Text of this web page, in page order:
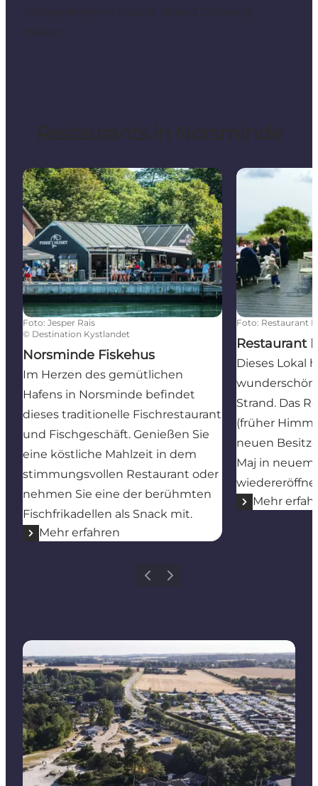
nahegelegenen Saksild Strand Camping
mieten.
Restaurants in Norsminde
Norsminde Fiskehus
Foto: Jesper Rais
© Destination Kystlandet
Norsminde Fiskehus
Im Herzen des gemütlichen
Hafens in Norsminde befindet
dieses traditionelle Fischrestaurant
und Fischgeschäft. Genießen Sie
eine köstliche Mahlzeit in dem
stimmungsvollen Restaurant oder
nehmen Sie eine der berühmten
Fischfrikadellen als Snack mit.
Mehr erfahren
Restaurant
Foto: Restaurant
Restaurant
Dieses Lokal
Strand. Das
(früher
neuen
Maj in neuem
Mehr
ZurückWeiter
Mehr erfahren